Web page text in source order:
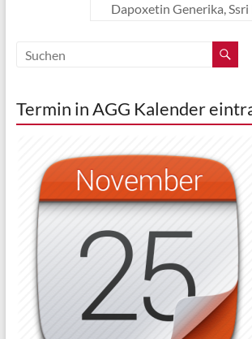
Dapoxetin Generika,
Termin in AGG Kalender